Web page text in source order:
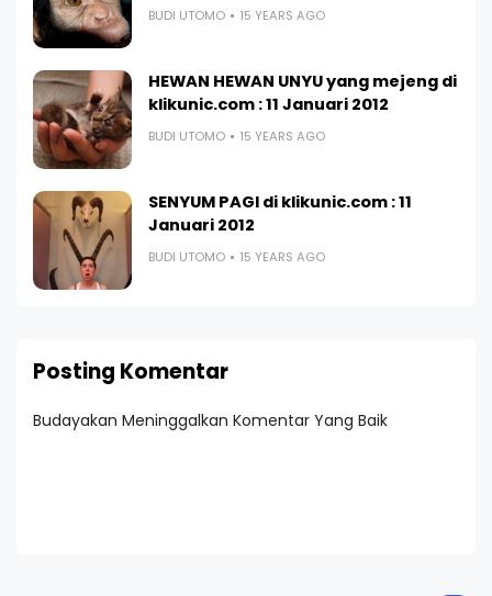
BUDI UTOMO 15 YEARS AGO
HEWAN HEWAN UNYU yang mejeng di
klikunic.com : 11 Januari 2012
BUDI UTOMO 15 YEARS AGO
SENYUM PAGI di klikunic.com : 11
Januari 2012
BUDI UTOMO 15 YEARS AGO
Posting Komentar
Budayakan Meninggalkan Komentar Yang Baik